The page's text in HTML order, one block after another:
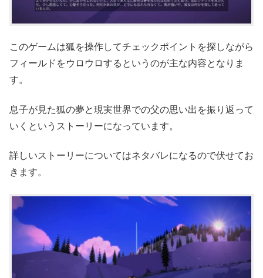
このゲームは狐を操作してチェックポイントを探しながら
フィールドをウロウロするというのが主な内容となりま
す。
息子が見た狐の夢と現実世界での父の思い出を振り返って
いくというストーリーになっています。
詳しいストーリーについてはネタバレになるので伏せてお
きます。